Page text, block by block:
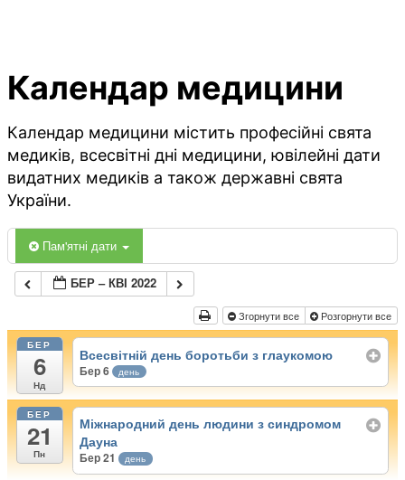
Календар медицини
Календар медицини містить професійні свята
медиків, всесвітні дні медицини, ювілейні дати
видатних медиків а також державні свята
України.
Пам'ятні дати
БЕР – КВІ 2022
Згорнути все Розгорнути все
БЕР
6
Нд
Всесвітній день боротьби з глаукомою
Бер 6 день
БЕР
21
Пн
Міжнародний день людини з синдромом
Дауна
Бер 21 день